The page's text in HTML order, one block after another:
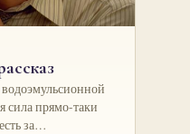
сила прямо-таки
за…